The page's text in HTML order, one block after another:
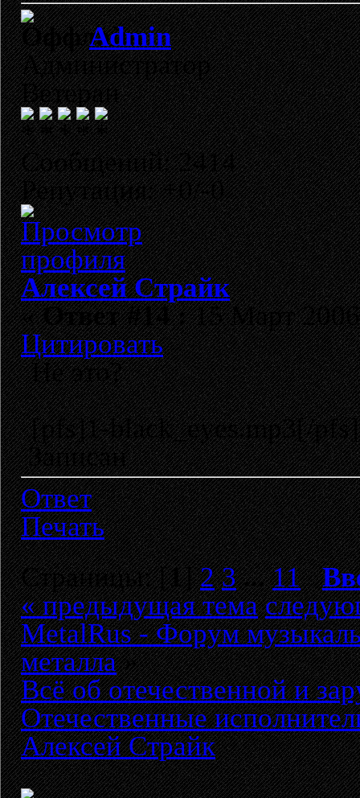
Admin
Администратор
Ветеран
Сообщений: 2414
Репутация: +0/-0
Алексей Страйк
«Ответ #14 :15 Март
Цитировать
Не это?
[pfs]1-black_eyes.mp3[/
Записан
Ответ
Печать
Страницы: [1]2 3 ...11
« предыдущая тема
MetalRus - Форум
металла»
Всё об отечественной и
Отечественные
Алексей Страйк